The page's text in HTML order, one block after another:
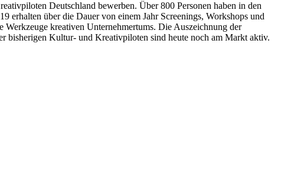
Deutschland bewerben. Über 800 Personen haben in den
erhalten über die Dauer von einem Jahr Screenings, Workshops und
Werkzeuge kreativen Unternehmertums. Die Auszeichnung der
bisherigen Kultur- und Kreativpiloten sind heute noch am Markt aktiv.